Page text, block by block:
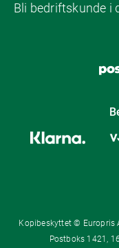
Bli bedriftskunde i
Kopibeskyttet © Europris
Postboks 1421,